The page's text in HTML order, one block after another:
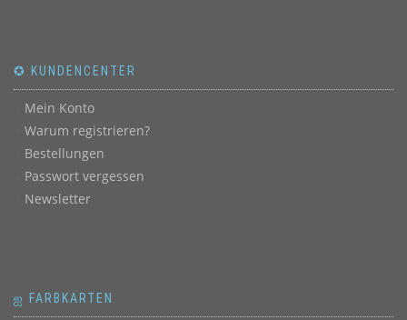
✪ KUNDENCENTER
Mein Konto
Warum registrieren?
Bestellungen
Passwort vergessen
Newsletter
ஐ FARBKARTEN